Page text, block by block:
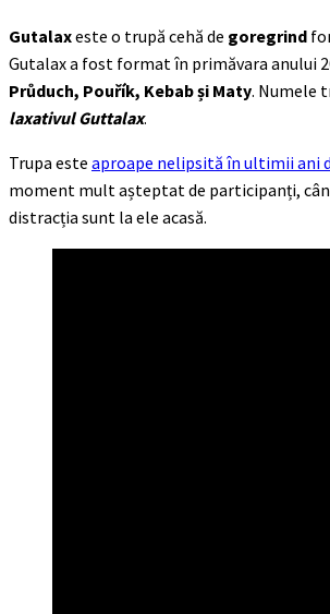
Gutalaxeste o trupă cehă de goregrind
Gutalax a fost format în primăvara anului
Průduch, Pouřík, Kebab și Maty. Numele
laxativul Guttalax.
Trupa este aproape nelipsită în ultimii ani
moment mult așteptat de participanți,
distracția sunt la ele acasă.